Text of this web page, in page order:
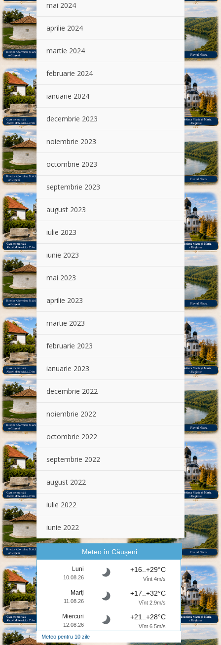
mai 2024
aprilie 2024
martie 2024
februarie 2024
ianuarie 2024
decembrie 2023
noiembrie 2023
octombrie 2023
septembrie 2023
august 2023
iulie 2023
iunie 2023
mai 2023
aprilie 2023
martie 2023
februarie 2023
ianuarie 2023
decembrie 2022
noiembrie 2022
octombrie 2022
septembrie 2022
august 2022
iulie 2022
iunie 2022
Meteo în Căuşeni
Luni
10.08.26
+16..+29°C
Vînt 4m/s
Marţi
11.08.26
+17..+32°C
Vînt 2.9m/s
Miercuri
12.08.26
+21..+28°C
Vînt 6.5m/s
Meteo pentru 10 zile